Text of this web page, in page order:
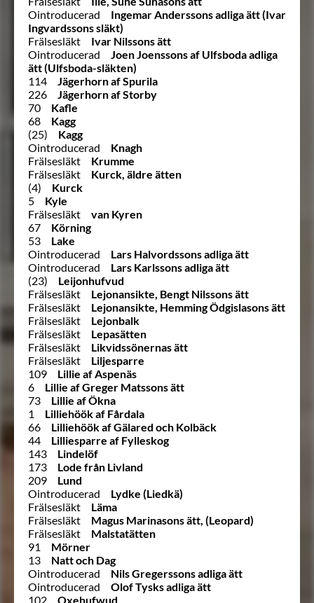
Ointroducerad
Ingemar Anderssons adliga ätt (Ivar
Ingvardssons släkt)
Frälsesläkt
Ivar Nilssons ätt
Ointroducerad
Joen Joenssons af Ulfsboda adliga
ätt (Ulfsboda-släkten)
114
Jägerhorn af Spurila
226
Jägerhorn af Storby
70
Kafle
68
Kagg
(25)
Kagg
Ointroducerad
Knagh
Frälsesläkt
Krumme
Frälsesläkt
Kurck, äldre ätten
(4)
Kurck
5
Kyle
Frälsesläkt
van Kyren
67
Körning
53
Lake
Ointroducerad
Lars Halvordssons adliga ätt
Ointroducerad
Lars Karlssons adliga ätt
(23)
Leijonhufvud
Frälsesläkt
Lejonansikte, Bengt Nilssons ätt
Frälsesläkt
Lejonansikte, Hemming Ödgislasons ätt
Frälsesläkt
Lejonbalk
Frälsesläkt
Lepasätten
Frälsesläkt
Likvidssönernas ätt
Frälsesläkt
Liljesparre
109
Lillie af Aspenäs
6
Lillie af Greger Matssons ätt
73
Lillie af Ökna
1
Lilliehöök af Fårdala
66
Lilliehöök af Gälared och Kolbäck
44
Lilliesparre af Fylleskog
143
Lindelöf
173
Lode från Livland
209
Lund
Ointroducerad
Lydke (Liedkä)
Frälsesläkt
Läma
Frälsesläkt
Magus Marinasons ätt, (Leopard)
Frälsesläkt
Malstatätten
91
Mörner
13
Natt och Dag
Ointroducerad
Nils Gregerssons adliga ätt
Ointroducerad
Olof Tysks adliga ätt
102
Oxehufwud